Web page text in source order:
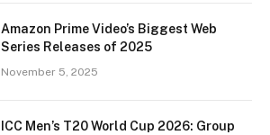
Amazon Prime Video’s Biggest Web
Series Releases of 2025
November 5, 2025
ICC Men’s T20 World Cup 2026: Group